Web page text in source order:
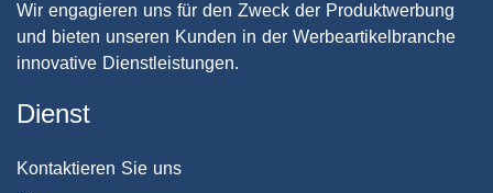
Wir engagieren uns für den Zweck der Produktwerbung
und bieten unseren Kunden in der Werbeartikelbranche
innovative Dienstleistungen.
Dienst
Kontaktieren Sie uns